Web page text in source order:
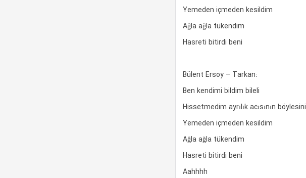
Yemeden içmeden kesildim
Ağla ağla tükendim
Hasreti bitirdi beni
Bülent Ersoy – Tarkan:
Ben kendimi bildim bileli
Hissetmedim ayrılık acısının böylesini
Yemeden içmeden kesildim
Ağla ağla tükendim
Hasreti bitirdi beni
Aahhhh